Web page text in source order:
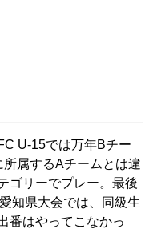
U-15では万年Bチー
属するAチームとは違
ゴリーでプレー。最後
知県大会では、同級生
番はやってこなかっ